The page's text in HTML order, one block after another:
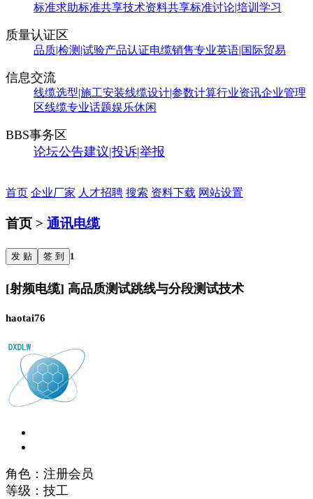
标准求助标准共享技术资料共享标准讨论|培训学习
质量认证区
品质|检测|试验产品认证电缆销售专业英语|国际贸易
信息交流
线缆选型|施工安装线缆设计|参数计算行业资讯企业管理
区线缆专业话题娱乐休闲
BBS事务区
论坛公告建议|投诉|举报
首页 企业厂家 人才招聘 搜索 资料下载 网站设置
首页 > 通讯电缆
发 贴 签 到 1
[射频电缆] 高品质测试跳线与分段测试技术
haotai76
角色：注册会员
等级：技工